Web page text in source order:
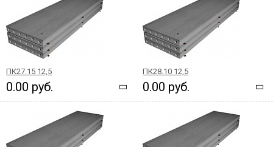
ПК27.15 12,5
0.00 руб.
ПК28.10 12,5
0.00 руб.